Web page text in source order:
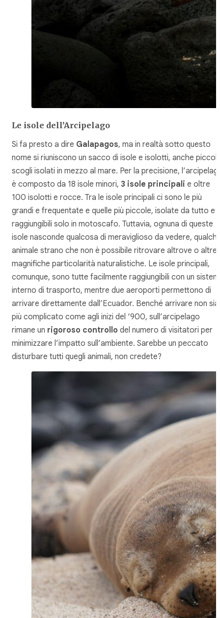
Le isole dell’Arcipelago
Si fa presto a dire Galapagos, ma in realtà sotto questo
nome si riuniscono un sacco di isole e isolotti, anche piccoli
scogli isolati in mezzo al mare. Per la precisione,
è composto da 18 isole minori, 3 isole principali e oltre
100 isolotti e rocce. Tra le isole principali ci sono le più
grandi e frequentate e quelle più piccole, isolate da tutto e
raggiungibili solo in motoscafo. Tuttavia, ognuna di queste
isole nasconde qualcosa di meraviglioso da vedere,
animale strano che non è possibile ritrovare altrove o altre
magnifiche particolarità naturalistiche. Le isole principali,
comunque, sono tutte facilmente raggiungibili con un
interno di trasporto, mentre due aeroporti permettono di
arrivare direttamente dall’Ecuador. Benché arrivare non sia
più complicato come agli inizi del ‘900, sull’arcipelago
rimane un rigoroso controllo del numero di visitatori per
minimizzare l’impatto sull’ambiente. Sarebbe un peccato
disturbare tutti quegli animali, non credete?